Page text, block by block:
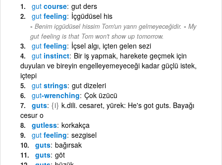
gut course gut ders
gut feeling İçgüdüsel his
Benim içgüdüsel hissim Tom'un yarın gelmeyeceğidir. - My
gut feeling is that Tom won't show up tomorrow.
gut feeling İçsel algı, içten gelen sezi
gut instinct Bir iş yapmak, harekete geçmek için
duyulan ve bireyin engelleyemeyeceği kadar güçlü istek,
içtepi
gut strings gut dizeleri
gut-wrenching Çok üzücü
guts {i} k.dili. cesaret, yürek: He's got guts. Bayağı
cesur o
gutless korkakça
gut feeling sezgisel
guts bağırsak
guts göt